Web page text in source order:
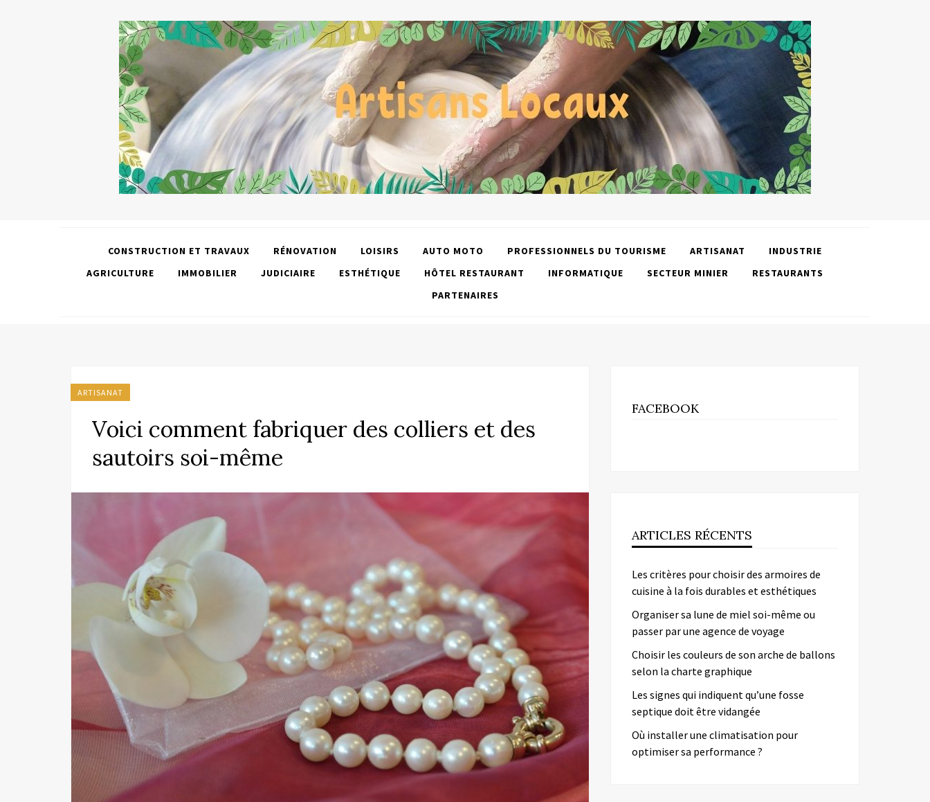
CONSTRUCTION ET TRAVAUX RÉNOVATION LOISIRS AUTO MOTO PROFESSIONNELS DU TOURISME ARTISANAT
INDUSTRIE
AGRICULTURE
IMMOBILIER JUDICIAIRE ESTHÉTIQUE HÔTEL RESTAURANT INFORMATIQUE SECTEUR MINIER
RESTAURANTS
PARTENAIRES
ARTISANAT
Voici comment fabriquer des colliers et des
sautoirs soi-même
FACEBOOK
ARTICLES RÉCENTS
Les critères pour choisir des armoires de
cuisine à la fois durables et esthétiques
Organiser sa lune de miel soi-même ou
passer par une agence de voyage
Choisir les couleurs de son arche de ballons
selon la charte graphique
Les signes qui indiquent qu’une fosse
septique doit être vidangée
Où installer une climatisation pour
optimiser sa performance ?